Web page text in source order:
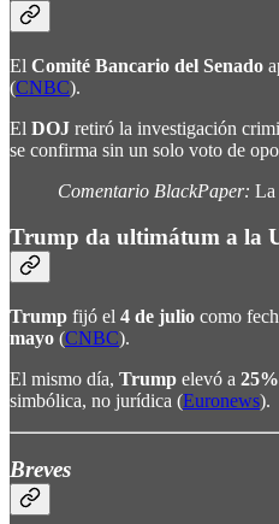
El Comité Bancario del Senado
(CNBC).
El DOJ retiró la investigación
se confirma sin un solo voto de
Comentario BlackPaper: La
Trump da ultimátum a la
Trump fijó el 4 de julio como
mayo (CNBC).
El mismo día, Trump elevó a 25%
simbólica, no jurídica (Euronews).
Breves